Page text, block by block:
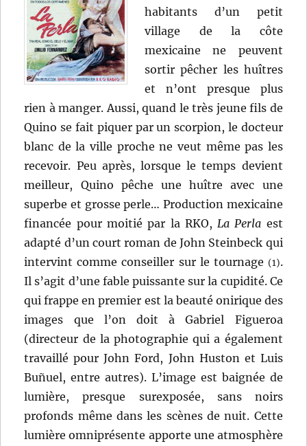
habitants d’un petit
village de la côte
mexicaine ne peuvent
sortir pêcher les huîtres
et n’ont presque plus
rien à manger. Aussi, quand le très jeune fils de
Quino se fait piquer par un scorpion, le docteur
blanc de la ville proche ne veut même pas les
recevoir. Peu après, lorsque le temps devient
meilleur, Quino pêche une huître avec une
superbe et grosse perle… Production mexicaine
financée pour moitié par la RKO, La Perla est
adapté d’un court roman de John Steinbeck qui
intervint comme conseiller sur le tournage (1).
Il s’agit d’une fable puissante sur la cupidité. Ce
qui frappe en premier est la beauté onirique des
images que l’on doit à Gabriel Figueroa
(directeur de la photographie qui a également
travaillé pour John Ford, John Huston et Luis
Buñuel, entre autres). L’image est baignée de
lumière, presque surexposée, sans noirs
profonds même dans les scènes de nuit. Cette
lumière omniprésente apporte une atmosphère